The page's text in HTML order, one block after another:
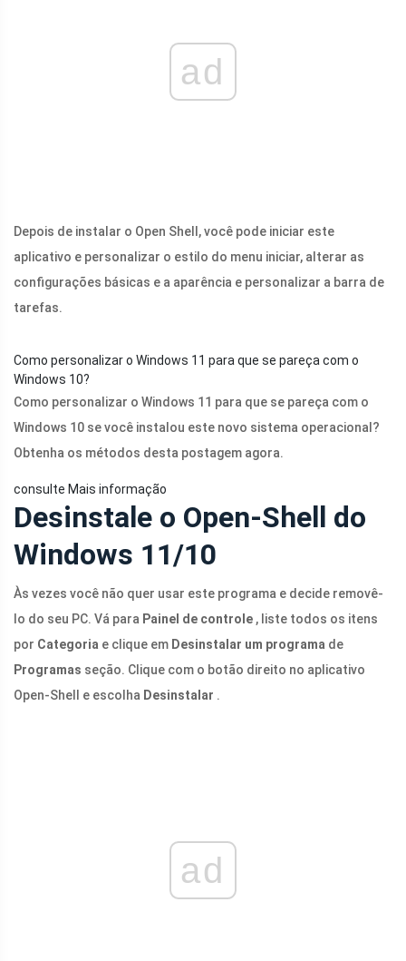
ad
Depois de instalar o Open Shell, você pode iniciar este
aplicativo e personalizar o estilo do menu iniciar, alterar as
configurações básicas e a aparência e personalizar a barra de
tarefas.
Como personalizar o Windows 11 para que se pareça com o
Windows 10?
Como personalizar o Windows 11 para que se pareça com o
Windows 10 se você instalou este novo sistema operacional?
Obtenha os métodos desta postagem agora.
consulte Mais informação
Desinstale o Open-Shell do
Windows 11/10
Às vezes você não quer usar este programa e decide removê-
lo do seu PC. Vá para Painel de controle , liste todos os itens
por Categoria e clique em Desinstalar um programa de
Programas seção. Clique com o botão direito no aplicativo
Open-Shell e escolha Desinstalar .
ad